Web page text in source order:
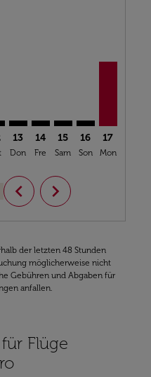
13
Don
14
Fre
15
Sam
16
Son
17
Mon
chevron_left chevron_right
der letzten 48 Stunden
möglicherweise nicht
Gebühren und Abgaben für
anfallen.
Flüge